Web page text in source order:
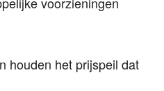
houden het prijspeil dat